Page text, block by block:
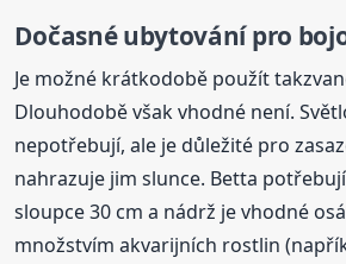
Dočasné ubytování pro
Je možné krátkodobě použít
Dlouhodobě však vhodné není.
nepotřebují, ale je důležité pro
nahrazuje jim slunce. Betta
sloupce 30 cm a nádrž je vhodné
množstvím akvarijních rostlin